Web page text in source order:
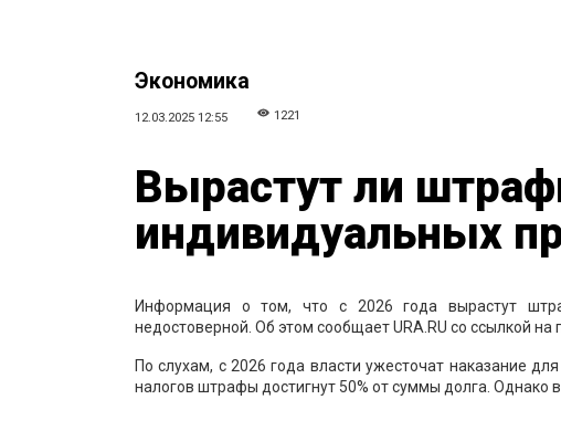
Экономика
12.03.2025 12:55 1221
Вырастут ли
индивидуальных
Информация о том, что с 2026 года вырастут
недостоверной. Об этом сообщает URA.RU со ссылкой
По слухам, с 2026 года власти ужесточат наказание
налогов штрафы достигнут 50% от суммы долга. Однако